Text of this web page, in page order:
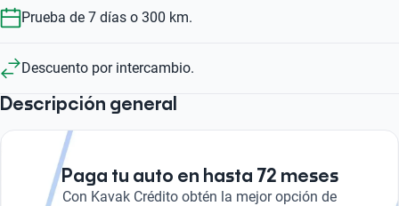
Prueba de 7 días o 300 km.
Descuento por intercambio.
Descripción general
Paga tu auto en hasta 72 meses
Con Kavak Crédito obtén la mejor opción de